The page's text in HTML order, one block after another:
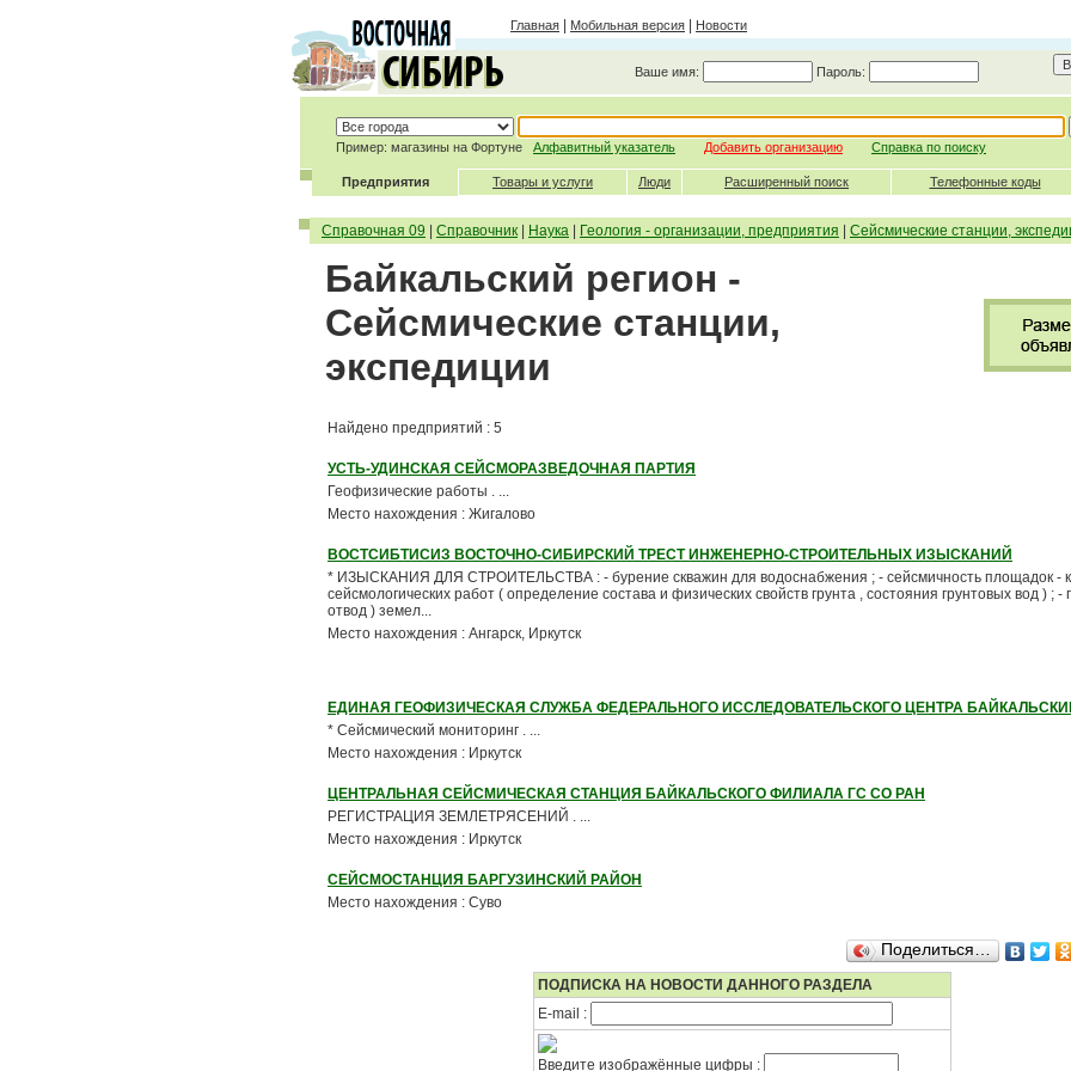
Главная Мобильная версия Новости
Ваше имя: Пароль:
Пример: магазины на Фортуне Алфавитный указатель Добавить организацию Справка по поиску
Предприятия Товары и услуги Люди Расширенный поиск Телефонные коды
Справочная 09 Справочник Наука Геология - организации, предприятия Сейсмические станции,
Байкальский регион -
Сейсмические станции,
экспедиции
Найдено предприятий : 5
УСТЬ-УДИНСКАЯ СЕЙСМОРАЗВЕДОЧНАЯ ПАРТИЯ
Геофизические работы . ...
Место нахождения : Жигалово
ВОСТСИБТИСИЗ ВОСТОЧНО-СИБИРСКИЙ ТРЕСТ ИНЖЕНЕРНО-СТРОИТЕЛЬНЫХ ИЗЫСКАНИЙ
* ИЗЫСКАНИЯ ДЛЯ СТРОИТЕЛЬСТВА : - бурение скважин для водоснабжения ; - сейсмичность площадок -
сейсмологических работ ( определение состава и физических свойств грунта , состояния грунтовых вод ) ; -
отвод ) земел...
Место нахождения : Ангарск, Иркутск
ЕДИНАЯ ГЕОФИЗИЧЕСКАЯ СЛУЖБА ФЕДЕРАЛЬНОГО ИССЛЕДОВАТЕЛЬСКОГО ЦЕНТРА
* Сейсмический мониторинг . ...
Место нахождения : Иркутск
ЦЕНТРАЛЬНАЯ СЕЙСМИЧЕСКАЯ СТАНЦИЯ БАЙКАЛЬСКОГО ФИЛИАЛА ГС СО РАН
РЕГИСТРАЦИЯ ЗЕМЛЕТРЯСЕНИЙ . ...
Место нахождения : Иркутск
СЕЙСМОСТАНЦИЯ БАРГУЗИНСКИЙ РАЙОН
Место нахождения : Суво
Поделиться…
ПОДПИСКА НА НОВОСТИ ДАННОГО РАЗДЕЛА
E-mail :
Введите изображённые цифры :